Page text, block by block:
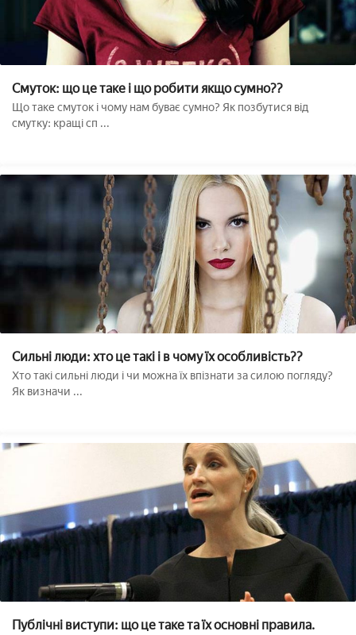
Смуток: що це таке і що робити якщо сумно??
Що таке смуток і чому нам буває сумно? Як позбутися від
смутку: кращі сп ...
Сильні люди: хто це такі і в чому їх особливість??
Хто такі сильні люди і чи можна їх впізнати за силою погляду?
Як визначи ...
Публічні виступи: що це таке та їх основні правила.